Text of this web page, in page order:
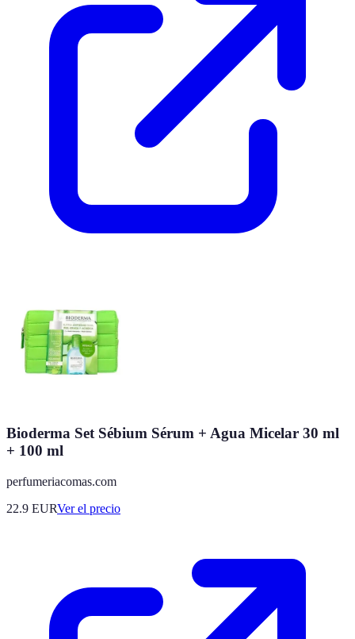
Bioderma Set Sébium Sérum + Agua Micelar 30 ml
+ 100 ml
perfumeriacomas.com
22.9 EURVer el precio